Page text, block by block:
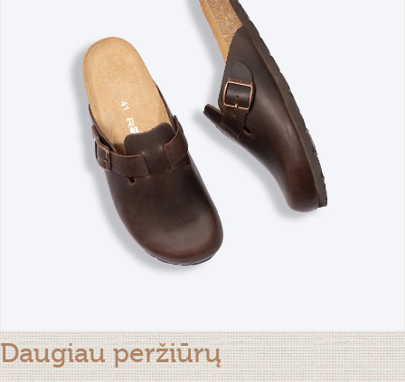
Daugiau peržiūrų